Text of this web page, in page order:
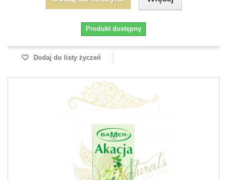
Produkt dostępny
Dodaj do listy życzeń